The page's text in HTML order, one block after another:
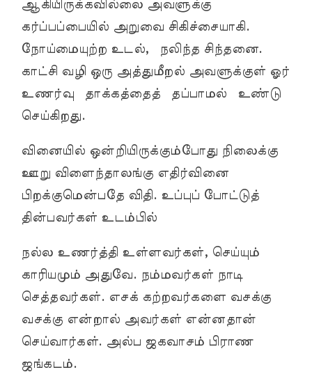
ஆகியிருக்கவில்லை அவளுக்கு
கர்ப்பப்பையில் அறுவை சிகிச்சையாகி.
நோய்மையுற்ற உடல், நலிந்த சிந்தனை.
காட்சி வழி ஒரு அத்துமீறல் அவளுக்குள் ஓர்
உணர்வு தாக்கத்தைத் தப்பாமல் உண்டு
செய்கிறது.
வினையில் ஒன்றியிருக்கும்போது நிலைக்கு
ஊறு விளைந்தாலங்கு எதிர்வினை
பிறக்குமென்பதே விதி. உப்புப் போட்டுத்
தின்பவர்கள் உடம்பில்
நல்ல உணர்த்தி உள்ளவர்கள், செய்யும்
காரியமும் அதுவே. நம்மவர்கள் நாடி
செத்தவர்கள். எசக் கற்றவர்களை வசக்கு
வசக்கு என்றால் அவர்கள் என்னதான்
செய்வார்கள். அல்ப ஜகவாசம் பிராண
ஜங்கடம்.